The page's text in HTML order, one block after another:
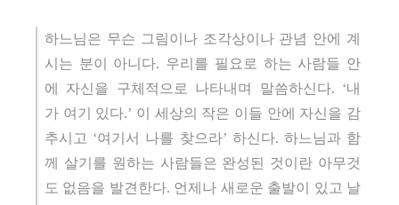
하느님은 무슨 그림이나 조각상이나 관념 안에 계
시는 분이 아니다. 우리를 필요로 하는 사람들 안
에 자신을 구체적으로 나타내며 말씀하신다. ‘내
가 여기 있다.’ 이 세상의 작은 이들 안에 자신을 감
추시고 ‘여기서 나를 찾으라’ 하신다. 하느님과 함
께 살기를 원하는 사람들은 완성된 것이란 아무것
도 없음을 발견한다. 언제나 새로운 출발이 있고 날